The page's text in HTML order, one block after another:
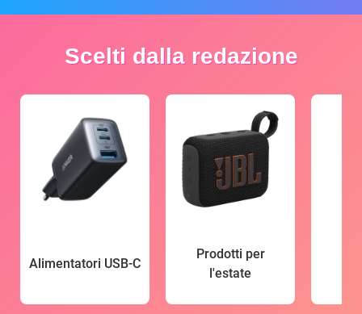
Scelti dalla redazione
Alimentatori USB-C
Prodotti per
l'estate